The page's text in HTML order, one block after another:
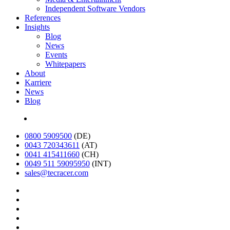
Independent Software Vendors
References
Insights
Blog
News
Events
Whitepapers
About
Karriere
News
Blog
0800 5909500 (DE)
0043 720343611 (AT)
0041 415411660 (CH)
0049 511 59095950 (INT)
sales@tecracer.com